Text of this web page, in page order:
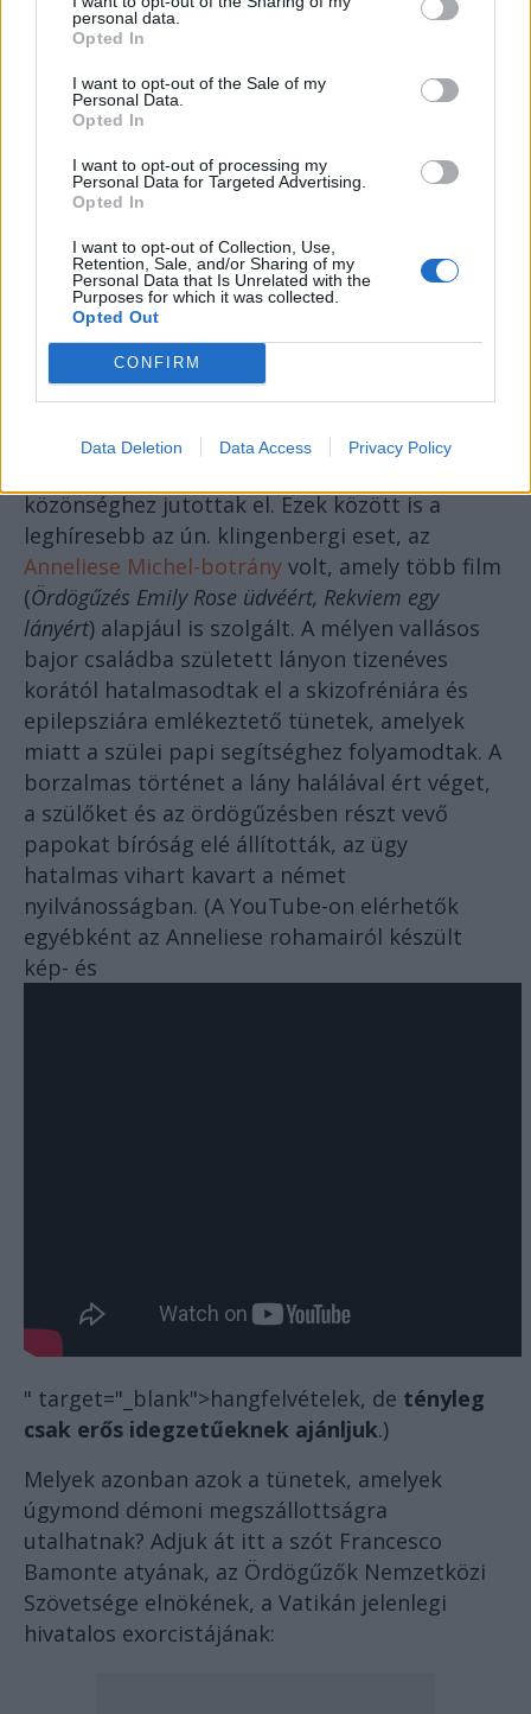
personal data.
Opted In
I want to opt-out of the Sale of my
Personal Data.
Opted In
I want to opt-out of processing my
Personal Data for Targeted Advertising.
Opted In
I want to opt-out of Collection, Use,
Retention, Sale, and/or Sharing of my
Personal Data that Is Unrelated with the
Purposes for which it was collected.
Opted Out
CONFIRM
Data Deletion Data Access Privacy Policy
Anneliese Michel exorcizálás előtt és után
A 19-20. században alig féltucat botrányos
ördögűzésről tudunk, ezek azonban, a
tömegmédiának és a filmiparnak
közönséghez jutottak el. Ezek között is a
leghíresebb az ún. klingenbergi eset, az
Anneliese Michel-botrány volt, amely több film
(Ördögűzés Emily Rose üdvéért, Rekviem egy
lányért) alapjául is szolgált. A mélyen vallásos
bajor családba született lányon tizenéves
korától hatalmasodtak el a skizofréniára és
epilepsziára emlékeztető tünetek, amelyek
miatt a szülei papi segítséghez folyamodtak. A
borzalmas történet a lány halálával ért véget,
a szülőket és az ördögűzésben részt vevő
papokat bíróság elé állították, az ügy
hatalmas vihart kavart a német
nyilvánosságban. (A YouTube-on elérhetők
egyébként az Anneliese rohamairól készült
kép- és
" target="_blank">hangfelvételek, de tényleg
csak erős idegzetűeknek ajánljuk.)
Melyek azonban azok a tünetek, amelyek
úgymond démoni megszállottságra
utalhatnak? Adjuk át itt a szót Francesco
Bamonte atyának, az Ördögűzők Nemzetközi
Szövetsége elnökének, a Vatikán jelenlegi
hivatalos exorcistájának: